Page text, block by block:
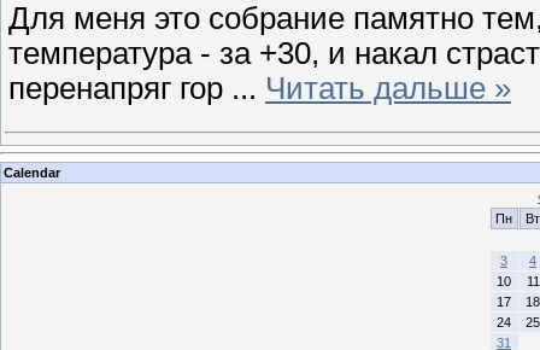
Для меня это собрание памятно
температура - за +30, и накал
перенапряг гор ... Читать дальше »
Calendar
Пн
Вт
3
4
10
11
17
18
24
25
31